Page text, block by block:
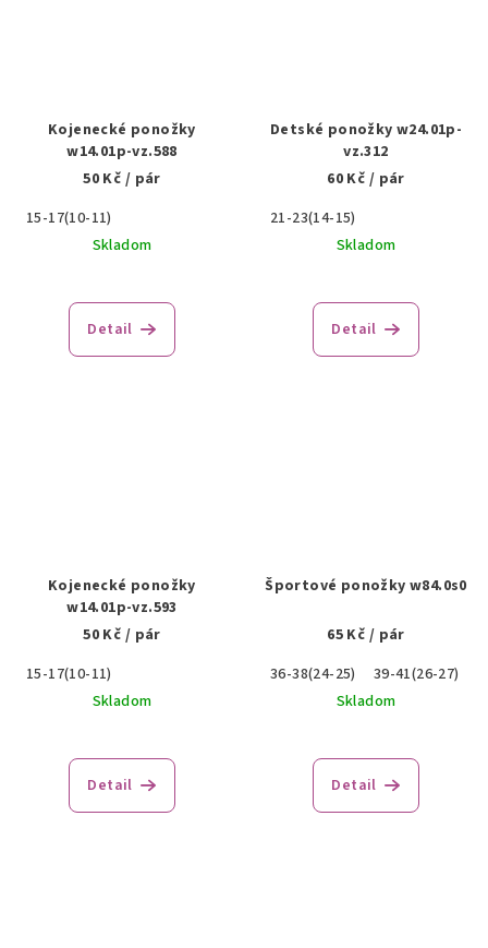
Kojenecké ponožky
w14.01p-vz.588
50 Kč / pár
15-17(10-11)
Skladom
Detail
Detské ponožky w24.01p-
vz.312
60 Kč / pár
21-23(14-15)
Skladom
Detail
Kojenecké ponožky
w14.01p-vz.593
50 Kč / pár
15-17(10-11)
Skladom
Detail
Športové ponožky w84.0s0
65 Kč / pár
36-38(24-25)
39-41(26-27)
Skladom
Detail